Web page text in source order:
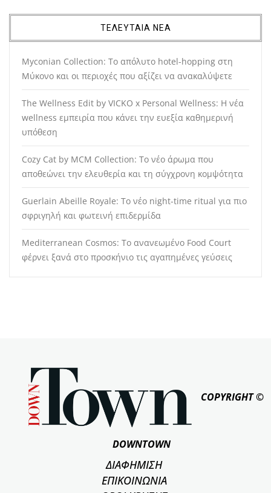
ΤΕΛΕΥΤΑΙΑ ΝΕΑ
Myconian Collection: Το απόλυτο hotel-hopping στη
Μύκονο και οι περιοχές που αξίζει να ανακαλύψετε
The Wellness Edit by VICKO x Personal Wellness: Η νέα
wellness εμπειρία που κάνει την ευεξία καθημερινή
υπόθεση
Cozy Cat by MCM Collection: Το νέο άρωμα που
αποθεώνει την ελευθερία και τη σύγχρονη κομψότητα
Guerlain Abeille Royale: Το νέο night-time ritual για πιο
σφριγηλή και φωτεινή επιδερμίδα
Mediterranean Cosmos: Το ανανεωμένο Food Court
φέρνει ξανά στο προσκήνιο τις αγαπημένες γεύσεις
COPYRIGHT ©
DOWNTOWN
ΔΙΑΦΗΜΙΣΗ
ΕΠΙΚΟΙΝΩΝΙΑ